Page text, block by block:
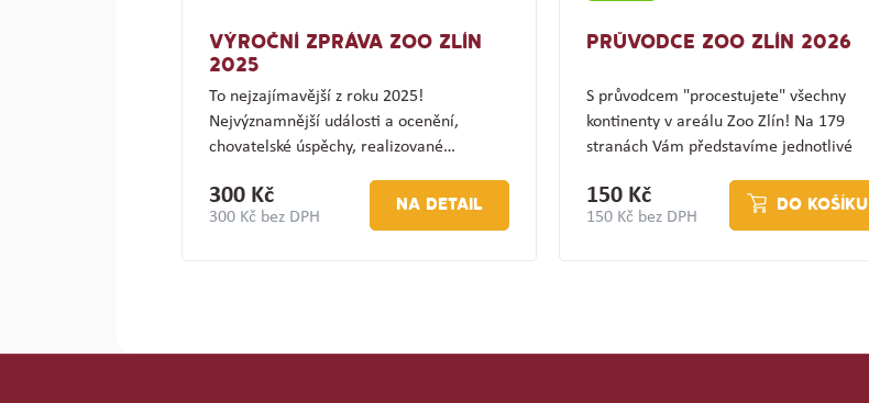
VÝROČNÍ ZPRÁVA ZOO ZLÍN
2025
To nejzajímavější z roku 2025!
Nejvýznamnější události a ocenění,
chovatelské úspěchy, realizované…
300 Kč
300 Kč bez DPH
NA DETAIL
PRŮVODCE ZOO ZLÍN 2026
S průvodcem "procestujete" všechny
kontinenty v areálu Zoo Zlín! Na 179
stranách Vám představíme jednotlivé
150 Kč
150 Kč bez DPH
DO KOŠÍKU